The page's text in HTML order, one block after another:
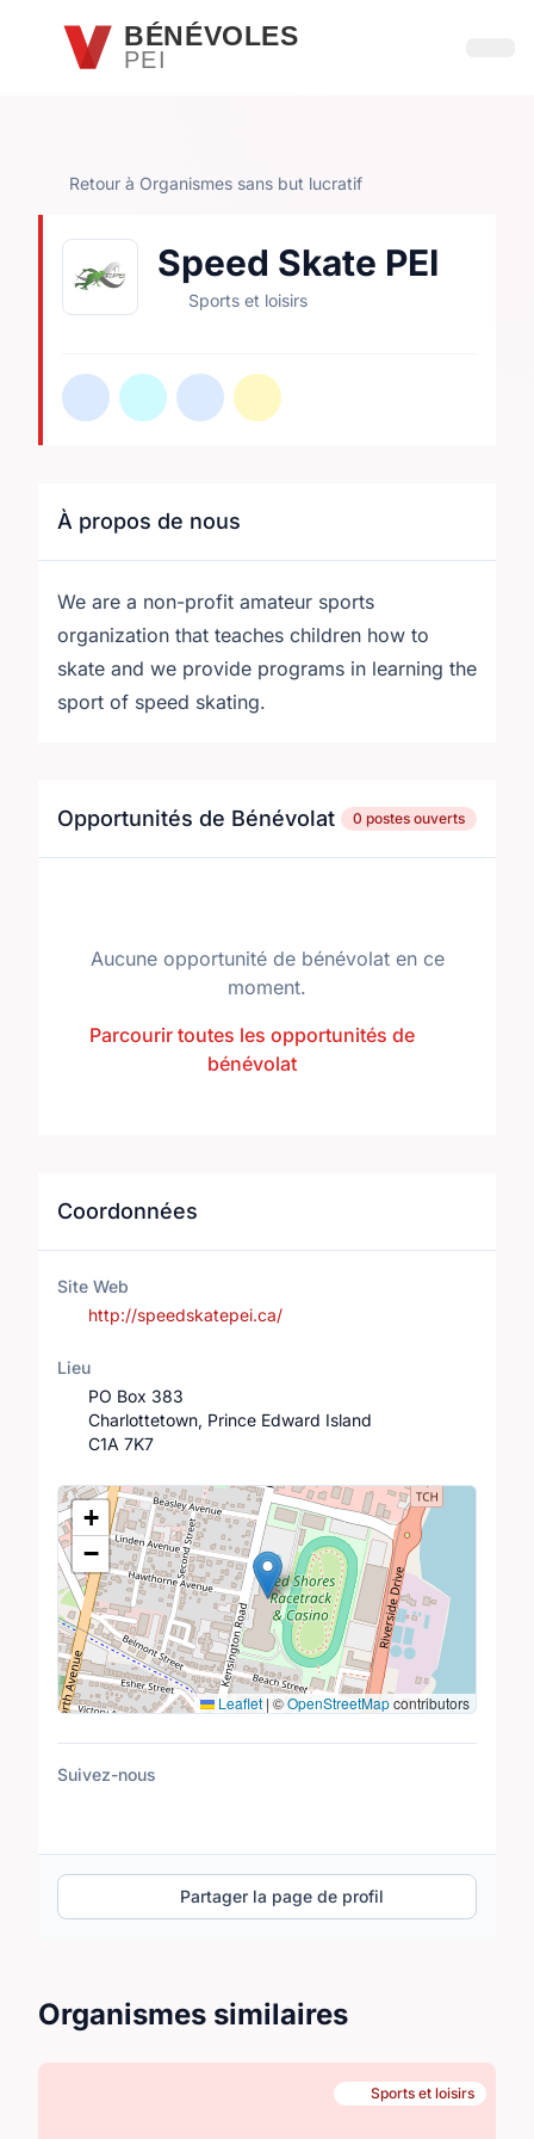
Passer au contenu principal
BÉNÉVOLES
PEI
Retour à Organismes sans but lucratif
Speed Skate PEI
Sports et loisirs
À propos de nous
We are a non-profit amateur sports
organization that teaches children how to
skate and we provide programs in learning the
sport of speed skating.
Opportunités de Bénévolat 0 postes ouverts
Aucune opportunité de bénévolat en ce
moment.
Parcourir toutes les opportunités de
bénévolat
Coordonnées
Site Web
http://speedskatepei.ca/
Lieu
PO Box 383
Charlottetown, Prince Edward Island
C1A 7K7
Lieu
+
−
Leaflet | ©OpenStreetMapcontributors
Suivez-nous
Partager la page de profil
Organismes similaires
Sports et loisirs